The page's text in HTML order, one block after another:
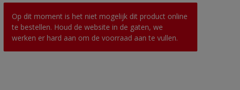
Op dit moment is het niet mogelijk dit product online
te bestellen. Houd de website in de gaten, we
werken er hard aan om de voorraad aan te vullen.